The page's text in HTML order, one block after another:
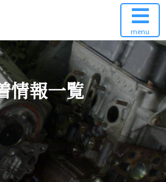
menu
情報一覧